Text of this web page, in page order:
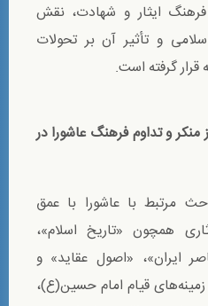
ایثار و شهادت، نقش
و تأثیر آن بر تحولات
گرفته است.
و تداوم فرهنگ عاشورا در
مرتبط با عاشورا با عمق
همچون «تاریخ اسلام»،
ایران»، «اصول عقاید» و
قیام امام حسین(ع)،